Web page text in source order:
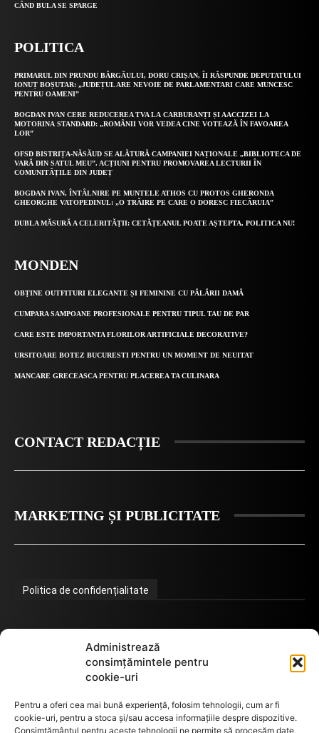
Administrează
consimțămintele pentru
cookie-uri
Pentru a oferi cea mai bună experiență, folosim tehnologii, cum ar fi
cookie-uri, pentru a stoca și/sau accesa informațiile despre dispozitive.
Consimțământul pentru aceste tehnologii ne permite să procesăm date,
CÂND BULA SE SPARGE
POLITICA
PRIMARUL DIN PRUNDU BÂRGĂULUI, DORU CRIȘAN, ÎI RĂSPUNDE DEPUTATULUI
IONUȚ BOȘUTAR: „JUDEȚUL ARE NEVOIE DE PARLAMENTARI CARE MUNCESC
PENTRU OAMENI”
BOGDAN IVAN CERE REDUCEREA TVA LA CARBURANȚI ȘI AACCIZEI LA
MOTORINA STANDARD: „ROMÂNII VOR VEDEA CINE VOTEAZĂ ÎN FAVOAREA
LOR”
OFSD BISTRIȚA-NĂSĂUD SE ALĂTURĂ CAMPANIEI NAȚIONALE „BIBLIOTECA DE
VARĂ DIN SATUL MEU”. ACȚIUNI PENTRU PROMOVAREA LECTURII ÎN
COMUNITĂȚILE DIN JUDEȚ
BOGDAN IVAN, ÎNTÂLNIRE PE MUNTELE ATHOS CU PROTOS GHERONDA
GHEORGHE VATOPEDINUL: „O TRĂIRE PE CARE O DORESC FIECĂRUIA”
DUBLA MĂSURĂ A CELERITĂȚII: CETĂȚEANUL POATE AȘTEPTA, POLITICA NU!
MONDEN
OBȚINE OUTFITURI ELEGANTE ȘI FEMININE CU PĂLĂRII DAMĂ
CUMPARA SAMPOANE PROFESIONALE PENTRU TIPUL TAU DE PAR
CARE ESTE IMPORTANTA FLORILOR ARTIFICIALE DECORATIVE?
URSITOARE BOTEZ BUCURESTI PENTRU UN MOMENT DE NEUITAT
MANCARE GRECEASCA PENTRU PLACEREA TA CULINARA
CONTACT REDACȚIE
MARKETING ȘI PUBLICITATE
Politica de confidențialitate
Termeni de utilizare